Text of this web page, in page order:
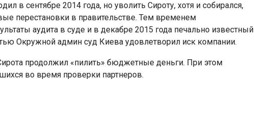
в сентябре 2014 года, но уволить Сироту, хотя и собирался,
перестановки в правительстве. Тем временем
аудита в суде и в декабре 2015 года печально известный
Окружной админ суд Киева удовлетворил иск компании.
продолжил «пилить» бюджетные деньги. При этом
во время проверки партнеров.